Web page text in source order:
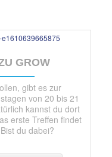
GROW
gibt es zur
von 20 bis 21
kannst du dort
erste Treffen findet
du dabei?